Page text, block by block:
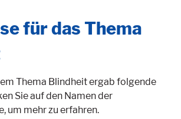
für das Thema
Thema Blindheit ergab folgende
Sie auf den Namen der
um mehr zu erfahren.